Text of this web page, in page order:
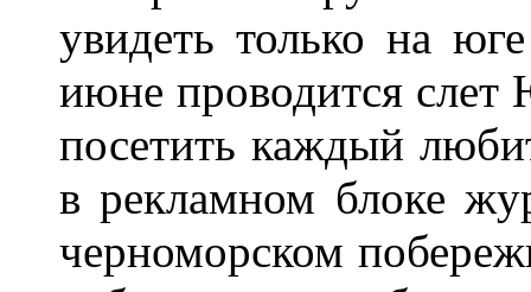
увидеть только на
июне проводится
посетить каждый
в рекламном блоке
черноморском